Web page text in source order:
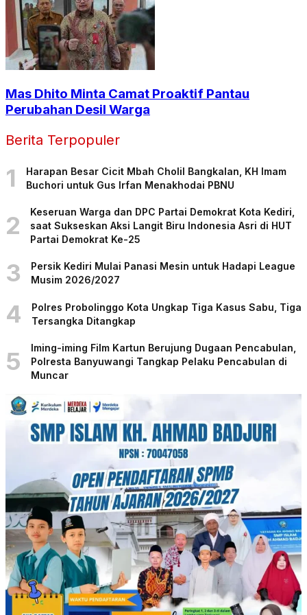
Mas Dhito Minta Camat Proaktif Pantau
Perubahan Desil Warga
Berita Terpopuler
1
Harapan Besar Cicit Mbah Cholil Bangkalan, KH Imam
Buchori untuk Gus Irfan Menakhodai PBNU
2
Keseruan Warga dan DPC Partai Demokrat Kota Kediri,
saat Sukseskan Aksi Langit Biru Indonesia Asri di HUT
Partai Demokrat Ke-25
3
Persik Kediri Mulai Panasi Mesin untuk Hadapi League
Musim 2026/2027
4
Polres Probolinggo Kota Ungkap Tiga Kasus Sabu, Tiga
Tersangka Ditangkap
5
Iming-iming Film Kartun Berujung Dugaan Pencabulan,
Polresta Banyuwangi Tangkap Pelaku Pencabulan di
Muncar